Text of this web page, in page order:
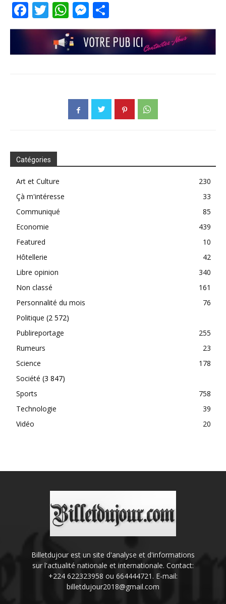
Facebook
TwitterWhatsApp
Messenger
Catégories
Art et Culture
230
Çà m'intéresse
33
Communiqué
85
Economie
439
Featured
10
Hôtellerie
42
Libre opinion
340
Non classé
161
Personnalité du mois
76
Politique (2 572)
Publireportage
255
Rumeurs
23
Science
178
Société (3 847)
Sports
758
Technologie
39
Vidéo
20
Billetdujour est un site d'analyse et d'informations
sur l'actualité nationale et internationale. Contact:
+224 622323958 ou 664444721. E-mail:
billetdujour2018@gmail.com